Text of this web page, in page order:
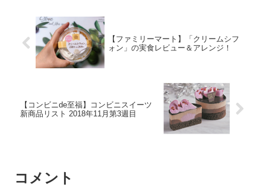
【ファミリーマート】「クリームシフ
ォン」の実食レビュー＆アレンジ！
【コンビニde至福】コンビニスイーツ
新商品リスト 2018年11月第3週目
コメント